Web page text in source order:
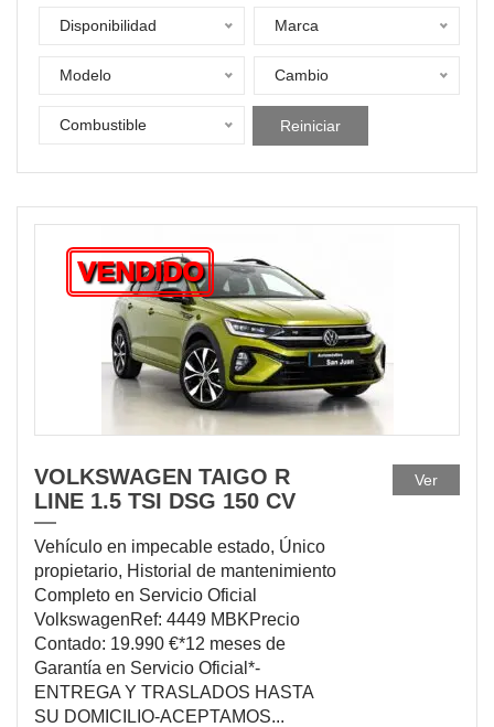
Disponibilidad Marca
Modelo Cambio
Combustible Reiniciar
VENDIDO
VOLKSWAGEN TAIGO R
LINE 1.5 TSI DSG 150 CV
Vehículo en impecable estado, Único
propietario, Historial de mantenimiento
Completo en Servicio Oficial
VolkswagenRef: 4449 MBKPrecio
Contado: 19.990 €*12 meses de
Garantía en Servicio Oficial*-
ENTREGA Y TRASLADOS HASTA
SU DOMICILIO-ACEPTAMOS...
Ver